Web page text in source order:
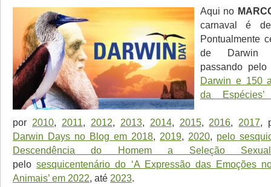
Aqui no
carnaval é de
Pontualmente
de
passando
Darwin e 150
da
por 2010, 2011, 2012, 2013, 2014, 2015, 2016, 2017,
Darwin Days no Blog em 2018, 2019, 2020, pelo
Descendência do Homem a Seleção
pelosesquicentenário do ‘A Expressão das Emoções
Animais’ em 2022, até 2023.